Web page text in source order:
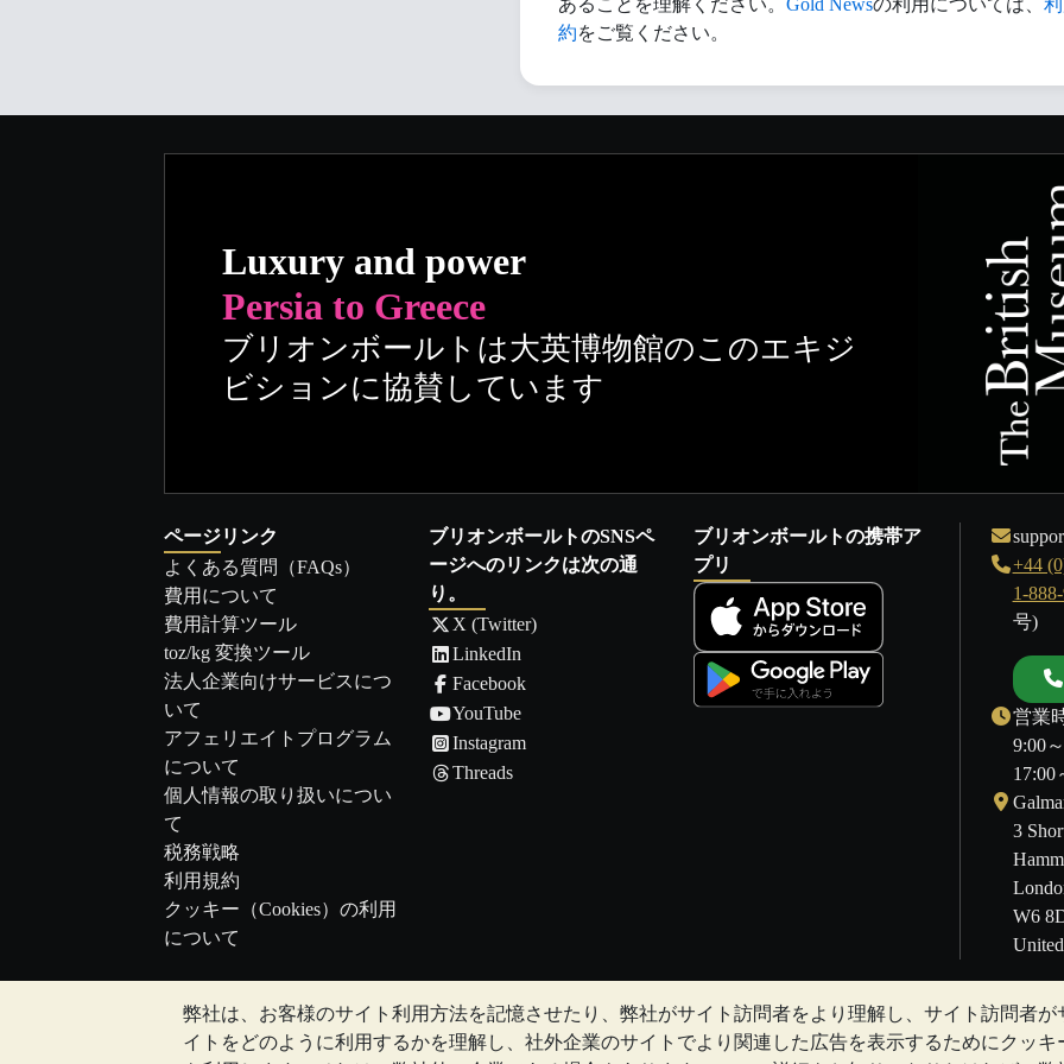
弊社は、お客様のサイト利用方法を記憶させたり、弊社がサイト訪問者をより理解し、サイト訪問者が
イトをどのように利用するかを理解し、社外企業のサイトでより関連した広告を表示するためにクッキ
あることを理解ください。 Gold Newsの利用については、
約をご覧ください。
Luxury and power
Persia to Greece
ブリオンボールトは大英博物館のこのエキジ
ビションに協賛しています
ページリンク
よくある質問（FAQs）
費用について
費用計算ツール
toz/kg 変換ツール
法人企業向けサービスにつ
いて
アフェリエイトプログラム
について
個人情報の取り扱いについ
て
税務戦略
利用規約
クッキー（Cookies）の利用
について
ブリオンボールトのSNSペ
ージへのリンクは次の通
り。
X (Twitter)
LinkedIn
Facebook
YouTube
Instagram
Threads
ブリオンボールトの携帯ア
プリ
+44
1-
号)
営業
9:00
3
W6
注: 貴金属の価値は下落することもあれば上昇することもあります。過去の傾向は、将来の価格の動き
のウェブサイト上、もしくはBullionVaultとのコミュニケーション上のいかなる内容も、投資に関する